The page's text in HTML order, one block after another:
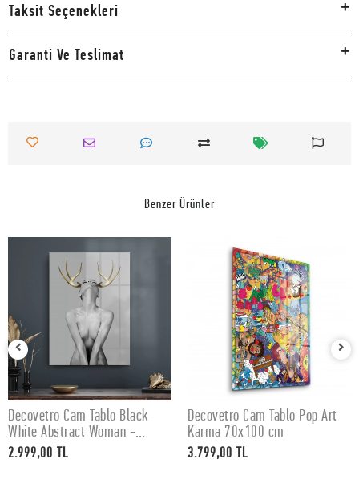
Taksit Seçenekleri
Garanti Ve Teslimat
Benzer Ürünler
SEPETE EKLE
Decovetro Cam Tablo Black
White Abstract Woman -
50x70 cm
2.999,00 TL
SEPETE EKLE
Decovetro Cam Tablo Pop Art
Karma 70x100 cm
3.799,00 TL